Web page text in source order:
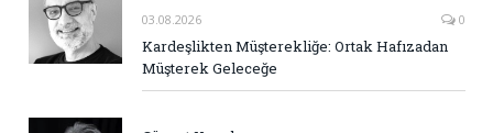
03.08.2026 0
Kardeşlikten Müşterekliğe: Ortak Hafızadan
Müşterek Geleceğe